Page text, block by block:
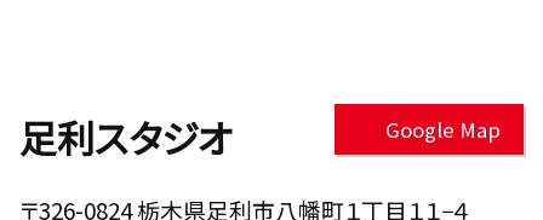
足利スタジオ Google Map
〒326-0824 栃木県足利市八幡町１丁目１１−４